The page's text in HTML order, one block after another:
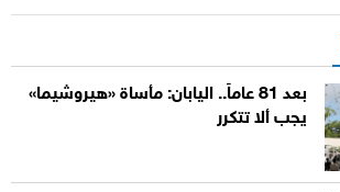
بعد 81 عاماً.. اليابان: مأساة «هيروشيما»
يجب ألا تتكرر